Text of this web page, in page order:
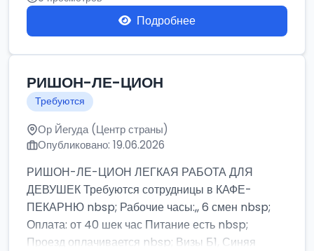
Подробнее
РИШОН-ЛЕ-ЦИОН
Требуются
Ор Йегуда (Центр страны)
Опубликовано: 19.06.2026
РИШОН-ЛЕ-ЦИОН ЛЕГКАЯ РАБОТА ДЛЯ
ДЕВУШЕК Требуются сотрудницы в КАФЕ-
ПЕКАРНЮ nbsp; Рабочие часы:,, 6 смен nbsp;
Оплата: от 40 шек час Питание есть nbsp;
Проезд оплачивается nbsp; Визы Б1, Синяя